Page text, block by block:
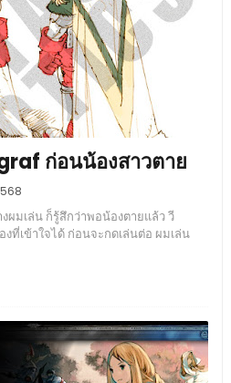
ก่อนน้องสาวตาย
ผมเล่น ก็รู้สึกว่าพอน้องตายแล้ว วี
ที่เข้าใจได้ ก่อนจะกดเล่นต่อ ผมเล่น